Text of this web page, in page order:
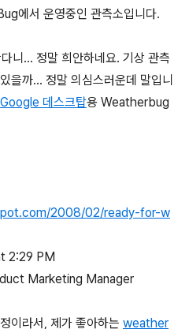
에서 운영중인 관측소입니다.
니... 정말 희안하네요. 기상 관측
을까... 정말 의심스러운데 말입니
Google 데스크탑용 Weatherbug
2008/02/ready-for-w
2:29 PM
Marketing Manager
이라서, 제가 좋아하는 weather